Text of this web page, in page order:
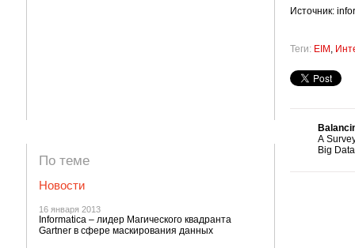
По теме
Новости
16 января 2013
Informatica – лидер Магического квадранта
Gartner в сфере маскирования данных
Источник:
Теги: EIM ,
A
Big Data